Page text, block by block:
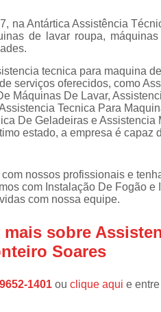
Instalações
lava e seca
de fogão
em freezer
na Antártica Assistência
de lavar roupa,
tecnica para maquina
serviços oferecidos, como
Máquinas De Lavar,
Tecnica Para
De Geladeiras e
estado, a empresa é
com nossos profissionais e
com Instalação De Fogão
com nossa equipe.
mais sobre
Soares
1401 ou clique aqui e